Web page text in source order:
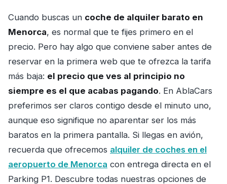
Cuando buscas un coche de alquiler barato en
Menorca, es normal que te fijes primero en el
precio. Pero hay algo que conviene saber antes de
reservar en la primera web que te ofrezca la tarifa
más baja: el precio que ves al principio no
siempre es el que acabas pagando. En AblaCars
preferimos ser claros contigo desde el minuto uno,
aunque eso signifique no aparentar ser los más
baratos en la primera pantalla. Si llegas en avión,
recuerda que ofrecemos alquiler de coches en el
aeropuerto de Menorca con entrega directa en el
Parking P1. Descubre todas nuestras opciones de